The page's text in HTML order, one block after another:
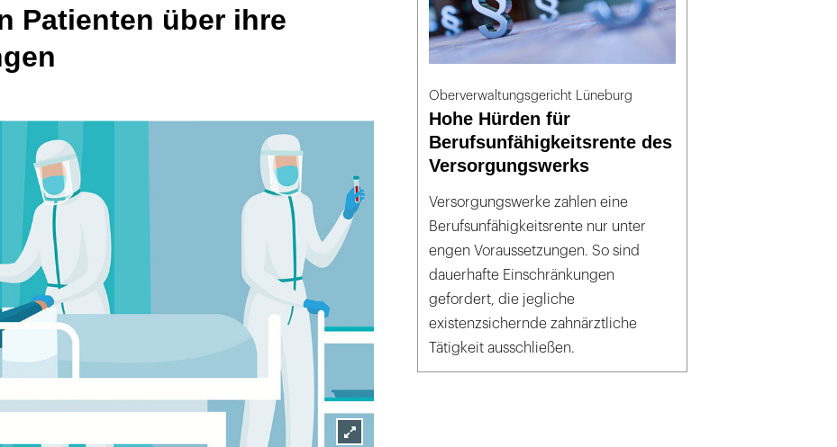
Patienten über ihre
Oberverwaltungsgericht Lüneburg
Hohe Hürden für
Berufsunfähigkeitsrente des
Versorgungswerks
Versorgungswerke zahlen eine
Berufsunfähigkeitsrente nur unter
engen Voraussetzungen. So sind
dauerhafte Einschränkungen
gefordert, die jegliche
existenzsichernde zahnärztliche
Tätigkeit ausschließen.